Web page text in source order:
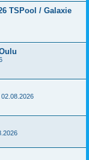
TSPool / Galaxie